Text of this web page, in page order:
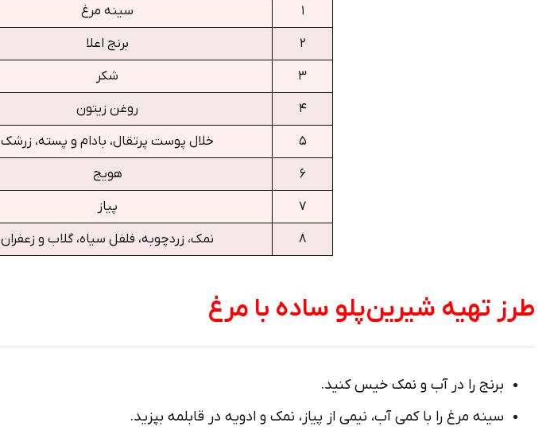
۱
سینه مرغ
۲
برنج اعلا
۳
شکر
۴
روغن زیتون
۵
خلال پوست پرتقال، بادام و پسته، زرشک
۶
هویج
۷
پیاز
۸
نمک، زردچوبه، فلفل سیاه، گلاب و زعفران
طرز تهیه شیرین‌پلو ساده با مرغ
برنج را در آب و نمک خیس کنید.
سینه مرغ را با کمی آب، نیمی از پیاز، نمک و ادویه در قابلمه بپزید.